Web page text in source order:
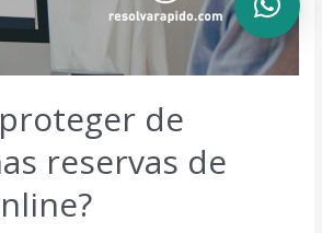
de
reservas de